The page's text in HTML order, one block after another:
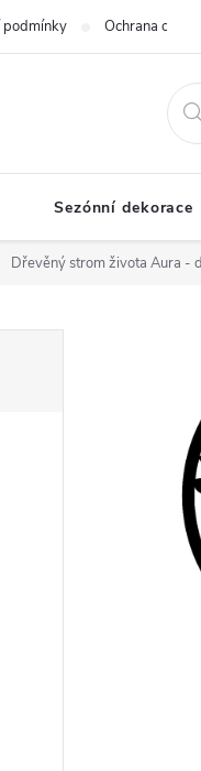
podmínky Ochrana
Sezónní dekorace
Dřevěný strom života Aura -